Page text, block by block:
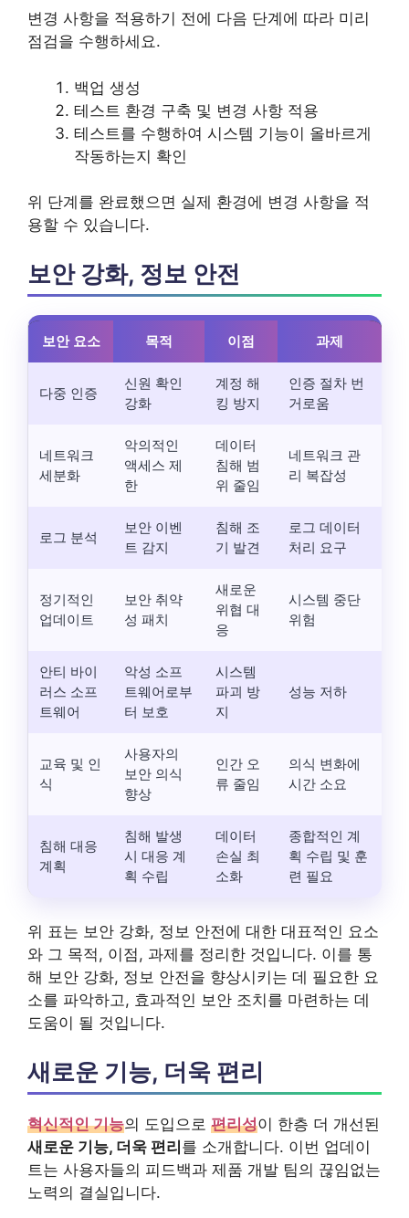
변경 사항을 적용하기 전에 다음 단계에 따라 미리
점검을 수행하세요.
백업 생성
테스트 환경 구축 및 변경 사항 적용
테스트를 수행하여 시스템 기능이 올바르게
작동하는지 확인
위 단계를 완료했으면 실제 환경에 변경 사항을 적
용할 수 있습니다.
보안 강화, 정보 안전
보안 요소 목적 이점 과제
다중 인증
신원 확인
강화
계정 해
킹 방지
인증 절차 번
거로움
네트워크
세분화
악의적인
액세스 제
한
데이터
침해 범
위 줄임
네트워크 관
리 복잡성
로그 분석
보안 이벤
트 감지
침해 조
기 발견
로그 데이터
처리 요구
정기적인
업데이트
보안 취약
성 패치
새로운
위협 대
응
시스템 중단
위험
안티 바이
러스 소프
트웨어
악성 소프
트웨어로부
터 보호
시스템
파괴 방
지
성능 저하
교육 및 인
식
사용자의
보안 의식
향상
인간 오
류 줄임
의식 변화에
시간 소요
침해 대응
계획
침해 발생
시 대응 계
획 수립
데이터
손실 최
소화
종합적인 계
획 수립 및 훈
련 필요
위 표는 보안 강화, 정보 안전에 대한 대표적인 요소
와 그 목적, 이점, 과제를 정리한 것입니다. 이를 통
해 보안 강화, 정보 안전을 향상시키는 데 필요한 요
소를 파악하고, 효과적인 보안 조치를 마련하는 데
도움이 될 것입니다.
새로운 기능, 더욱 편리
혁신적인 기능의 도입으로 편리성이 한층 더 개선된
새로운 기능, 더욱 편리를 소개합니다. 이번 업데이
트는 사용자들의 피드백과 제품 개발 팀의 끊임없는
노력의 결실입니다.